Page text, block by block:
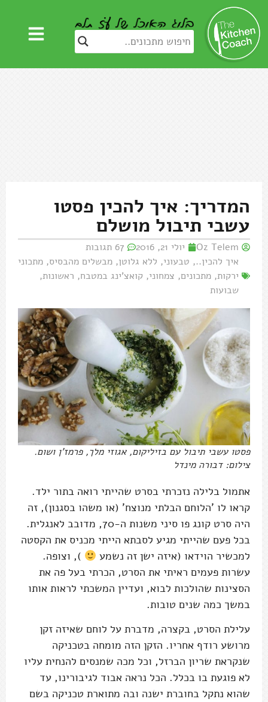
המדריך: איך להכין פסטו
עשבי תיבול מושלם
Oz Telem יולי 21, 2016
67 תגובות
איך להכין.., טבעוני, ללא גלוטן, מבשלים מהבסיס, מתכוני
ירקות, מתכונים, צמחוני, קואצ'ינג במטבח, ראשונות,
שבועות
פסטו עשבי תיבול עם בזיליקום, אגוזי מלך, פרמז'ן ושום.
צילום: דבורה מינדל
אתמול בלילה נזכרתי בסרט שהייתי רואה בתור ילד.
קראו לו 'הלוחם הבלתי מנוצח' (או משהו בסגנון), זה
היה סרט קונג פו סיני משנות ה-70, מדובב לאנגלית.
בכל פעם שהייתי מגיע לסבתא הייתי מכניס את הקסטה
למכשיר הוידאו (איזה ישן זה נשמע
), וצופה.
עשרות פעמים ראיתי את הסרט, הכרתי בעל פה את
הסצינות שהולכות לבוא, ועדיין המשכתי לראות אותו
במשך כמה שנים טובות.
עלילת הסרט, בקצרה, מדברת על לוחם שאיזה זקן
מרושע רודף אחריו. הזקן הזה מומחה בטכניקה
שנקראת שריון הברזל, וכל מכה שמנסים להנחית עליו
לא פוגעת בו בכלל. הכל נראה אבוד לגיבורינו, עד
שהוא נתקל בחוברת ישנה ובה מתוארת טכניקה בשם